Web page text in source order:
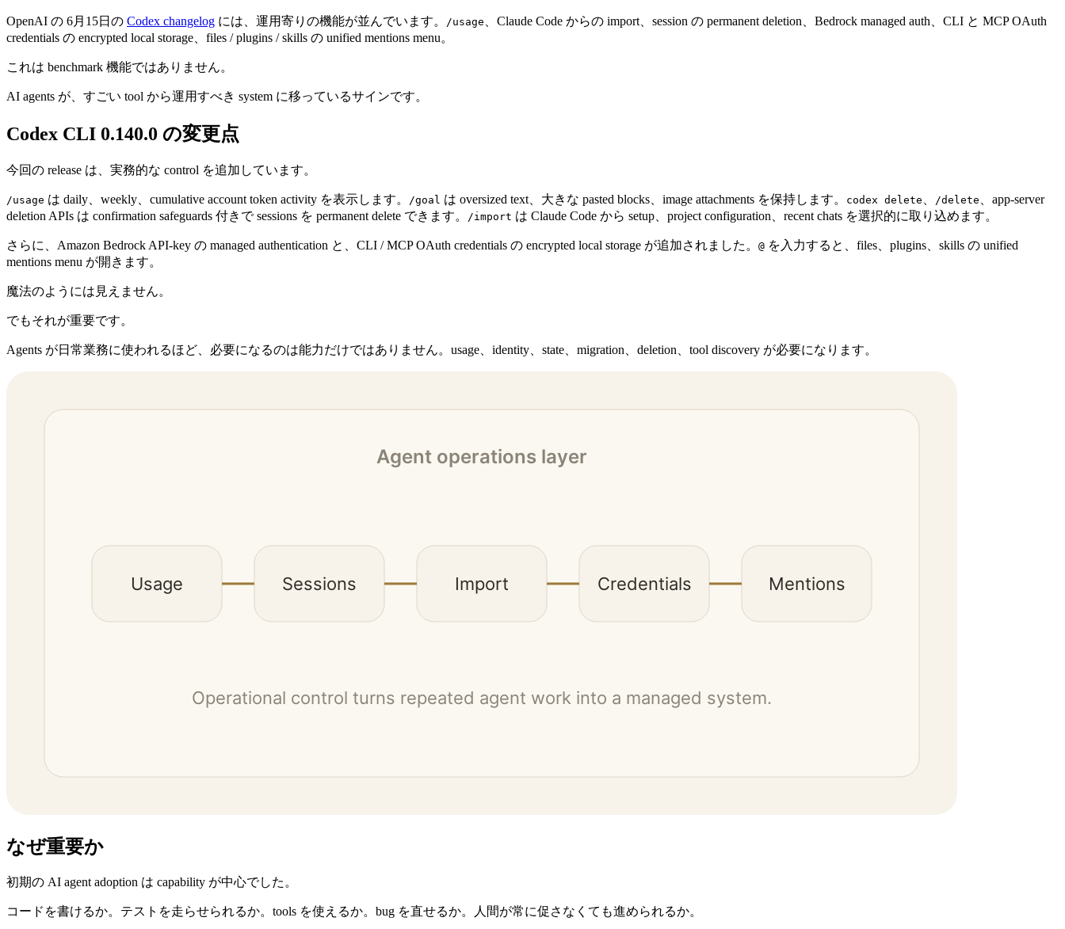
OpenAI の 6月15日の Codex changelog には、運用寄りの機能が並んでいます。 /usage
、Claude Code からの import、session の permanent deletion、Bedrock managed auth、CLI と MCP OAuth
credentials の encrypted local storage、files / plugins / skills の unified mentions menu。
これは benchmark 機能ではありません。
AI agents が、すごい tool から運用すべき system に移っているサインです。
Codex CLI 0.140.0 の変更点
今回の release は、実務的な control を追加しています。
/usage は daily、weekly、cumulative account token activity を表示します。 /goal は oversized text、大きな pasted blocks、image attachments を保持します。 codex delete /delete
、app-server
deletion APIs は confirmation safeguards 付きで sessions を permanent delete できます。
/import は Claude Code から setup、project configuration、recent chats を選択的に取り込めます。
さらに、Amazon Bedrock API-key の managed authentication と、CLI / MCP OAuth credentials の encrypted local storage が追加されました。 @ を入力すると、files、plugins、skills の unified
mentions menu が開きます。
魔法のようには見えません。
でもそれが重要です。
Agents が日常業務に使われるほど、必要になるのは能力だけではありません。usage、identity、state、migration、deletion、tool discovery が必要になります。
なぜ重要か
初期の AI agent adoption は capability が中心でした。
コードを書けるか。テストを走らせられるか。tools を使えるか。bug を直せるか。人間が常に促さなくても進められるか。